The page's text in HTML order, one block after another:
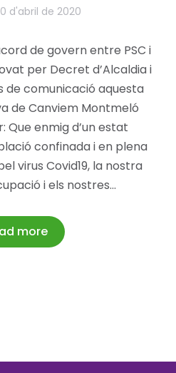
d'abril de 2020
de govern entre PSC i
per Decret d’Alcaldia i
de comunicació aquesta
de Canviem Montmeló
Que enmig d’un estat
confinada i en plena
virus Covid19, la nostra
i els nostres…
more